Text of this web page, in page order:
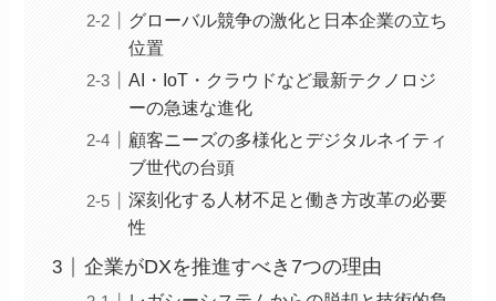
グローバル競争の激化と日本企業の立ち
位置
AI・IoT・クラウドなど最新テクノロジ
ーの急速な進化
顧客ニーズの多様化とデジタルネイティ
ブ世代の台頭
深刻化する人材不足と働き方改革の必要
性
企業がDXを推進すべき7つの理由